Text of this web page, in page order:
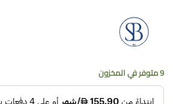
9 متوفر في المخزون